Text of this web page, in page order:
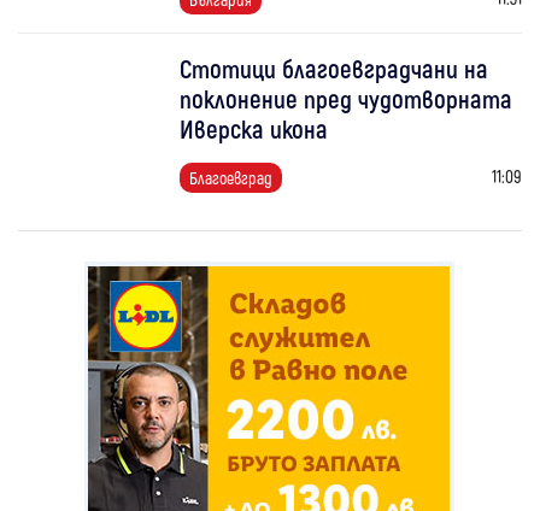
Стотици благоевградчани на
поклонение пред чудотворната
Иверска икона
Благоевград 11:09